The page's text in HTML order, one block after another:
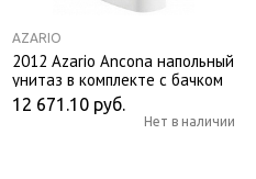
AZARIO
2012 Azario Ancona напольный
унитаз в комплекте с бачком
и сидением микролифт и
арматурой. Размер
12 671.10 руб.
Нет в наличии